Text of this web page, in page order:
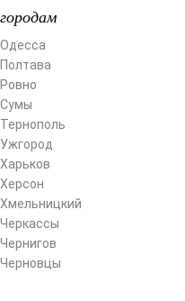
Одесса
Полтава
Ровно
Сумы
Тернополь
Ужгород
Харьков
Херсон
Хмельницкий
Черкассы
Чернигов
Черновцы